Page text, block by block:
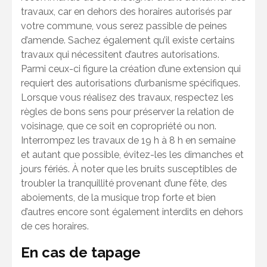
travaux, car en dehors des horaires autorisés par
votre commune, vous serez passible de peines
d’amende. Sachez également qu’il existe certains
travaux qui nécessitent d’autres autorisations.
Parmi ceux-ci figure la création d’une extension qui
requiert des autorisations d’urbanisme spécifiques.
Lorsque vous réalisez des travaux, respectez les
règles de bons sens pour préserver la relation de
voisinage, que ce soit en copropriété ou non.
Interrompez les travaux de 19 h à 8 h en semaine
et autant que possible, évitez-les les dimanches et
jours fériés. À noter que les bruits susceptibles de
troubler la tranquillité provenant d’une fête, des
aboiements, de la musique trop forte et bien
d’autres encore sont également interdits en dehors
de ces horaires.
En cas de tapage